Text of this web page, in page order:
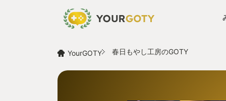
YourGOTY 春日もやし工房のGOTY